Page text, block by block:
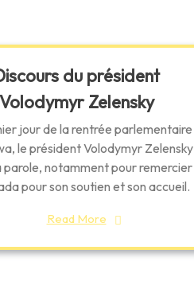
du président
Volodymyr Zelensky
jour de la rentrée parlementaire
le président Volodymyr Zelensky
parole, notamment pour remercier
pour son soutien et son accueil.
Read More